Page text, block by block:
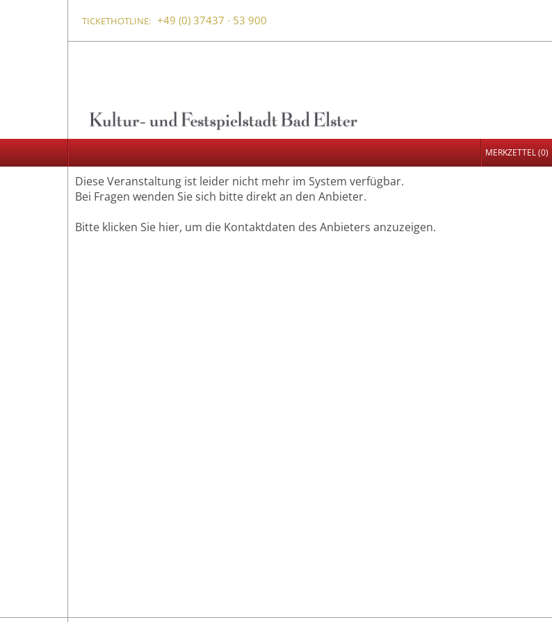
TICKETHOTLINE: +49 (0) 37437 · 53 900
MERKZETTEL(0)
Diese Veranstaltung ist leider nicht mehr im System verfügbar.
Bei Fragen wenden Sie sich bitte direkt an den Anbieter.
Bitte klicken Sie hier, um die Kontaktdaten des Anbieters anzuzeigen.